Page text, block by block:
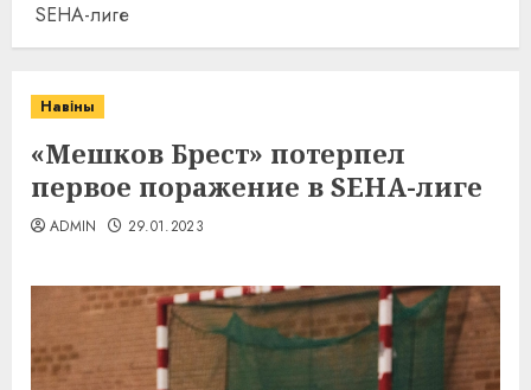
SEHA-лиге
Навіны
«Мешков Брест» потерпел
первое поражение в SEHA-лиге
ADMIN 29.01.2023